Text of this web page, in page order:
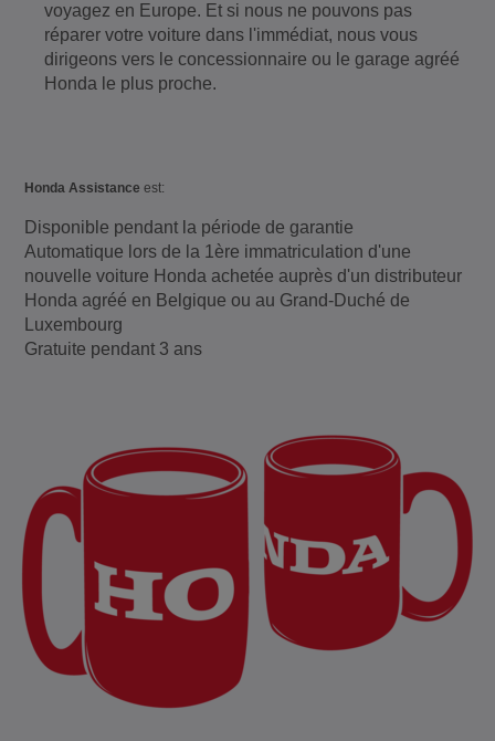
voyagez en Europe. Et si nous ne pouvons pas
réparer votre voiture dans l'immédiat, nous vous
dirigeons vers le concessionnaire ou le garage agréé
Honda le plus proche.
Honda Assistanceest:
Disponible pendant la période de garantie
Automatique lors de la 1ère immatriculation d'une
nouvelle voiture Honda achetée auprès d'un distributeur
Honda agréé en Belgique ou au Grand-Duché de
Luxembourg
Gratuite pendant 3 ans